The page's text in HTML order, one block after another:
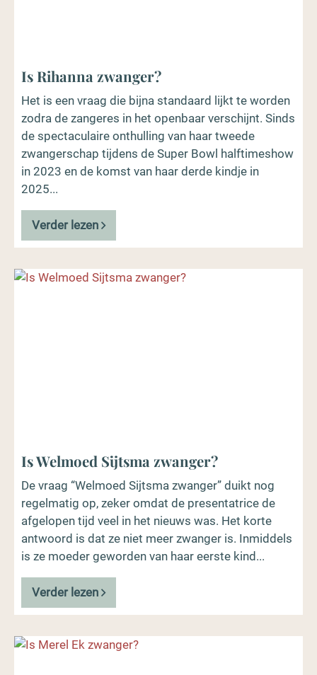
Is Rihanna zwanger?
Het is een vraag die bijna standaard lijkt te worden
zodra de zangeres in het openbaar verschijnt. Sinds
de spectaculaire onthulling van haar tweede
zwangerschap tijdens de Super Bowl halftimeshow
in 2023 en de komst van haar derde kindje in
2025...
Verder lezen
Is Welmoed Sijtsma zwanger?
De vraag “Welmoed Sijtsma zwanger” duikt nog
regelmatig op, zeker omdat de presentatrice de
afgelopen tijd veel in het nieuws was. Het korte
antwoord is dat ze niet meer zwanger is. Inmiddels
is ze moeder geworden van haar eerste kind...
Verder lezen